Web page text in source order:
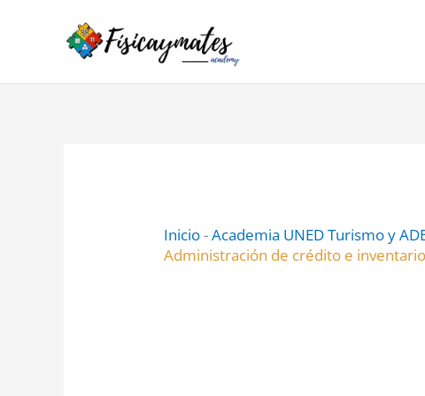
Inicio-Academia UNED Turismo y
Administración de crédito e inventario